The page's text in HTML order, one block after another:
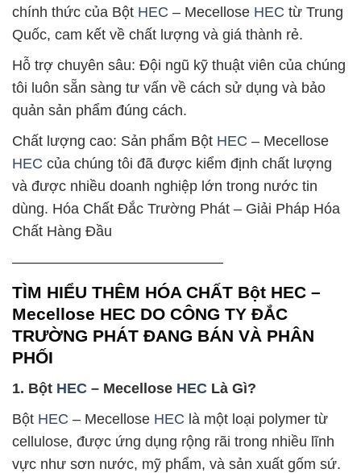
chính thức của Bột HEC – Mecellose HEC từ Trung
Quốc, cam kết về chất lượng và giá thành rẻ.
Hỗ trợ chuyên sâu: Đội ngũ kỹ thuật viên của chúng
tôi luôn sẵn sàng tư vấn về cách sử dụng và bảo
quản sản phẩm đúng cách.
Chất lượng cao: Sản phẩm Bột HEC – Mecellose
HEC của chúng tôi đã được kiểm định chất lượng
và được nhiều doanh nghiệp lớn trong nước tin
dùng. Hóa Chất Đắc Trường Phát – Giải Pháp Hóa
Chất Hàng Đầu
——————————————–
TÌM HIỂU THÊM HÓA CHẤT Bột HEC –
Mecellose HEC DO CÔNG TY ĐẮC
TRƯỜNG PHÁT ĐANG BÁN VÀ PHÂN
PHỐI
1. Bột HEC – Mecellose HEC Là Gì?
Bột HEC – Mecellose HEC là một loại polymer từ
cellulose, được ứng dụng rộng rãi trong nhiều lĩnh
vực như sơn nước, mỹ phẩm, và sản xuất gốm sứ.